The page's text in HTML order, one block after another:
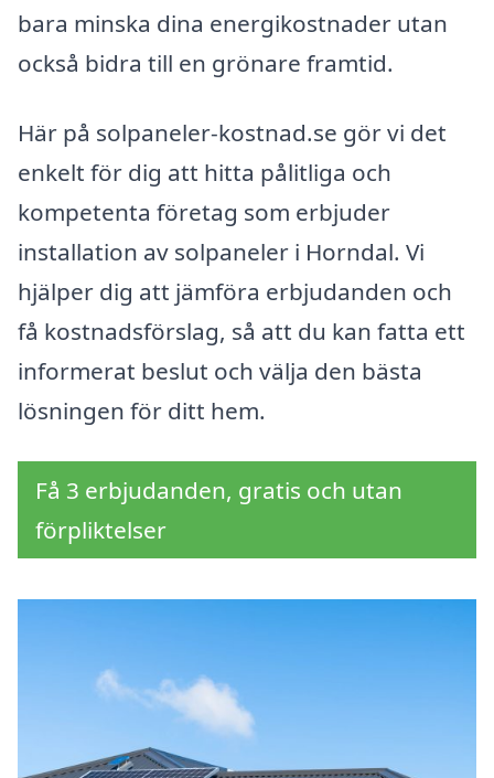
bara minska dina energikostnader utan
också bidra till en grönare framtid.
Här på solpaneler-kostnad.se gör vi det
enkelt för dig att hitta pålitliga och
kompetenta företag som erbjuder
installation av solpaneler i Horndal. Vi
hjälper dig att jämföra erbjudanden och
få kostnadsförslag, så att du kan fatta ett
informerat beslut och välja den bästa
lösningen för ditt hem.
Få 3 erbjudanden, gratis och utan
förpliktelser